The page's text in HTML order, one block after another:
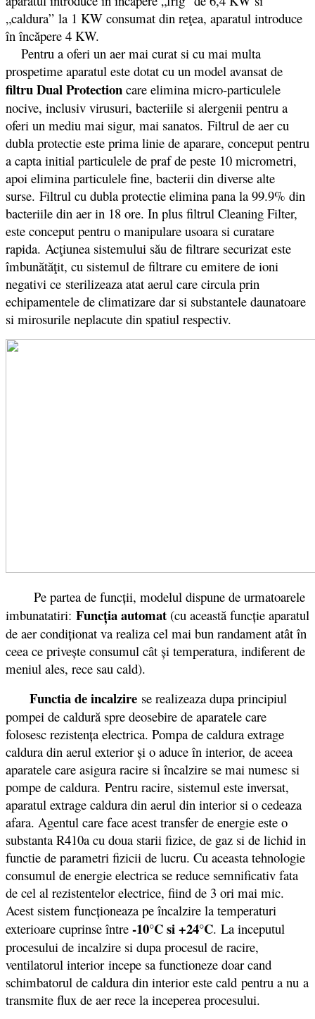
„caldura” la 1 KW consumat din reţea, aparatul introduce
în încăpere 4 KW.
Pentru a oferi un aer mai curat si cu mai multa
prospetime aparatul este dotat cu un model avansat de
filtru Dual Protection care elimina micro-particulele
nocive, inclusiv virusuri, bacteriile si alergenii pentru a
oferi un mediu mai sigur, mai sanatos. Filtrul de aer cu
dubla protectie este prima linie de aparare, conceput pentru
a capta initial particulele de praf de peste 10 micrometri,
apoi elimina particulele fine, bacterii din diverse alte
surse. Filtrul cu dubla protectie elimina pana la 99.9% din
bacteriile din aer in 18 ore. In plus filtrul Cleaning Filter,
este conceput pentru o manipulare usoara si curatare
rapida. Acţiunea sistemului său de filtrare securizat este
îmbunătăţit, cu sistemul de filtrare cu emitere de ioni
negativi ce sterilizeaza atat aerul care circula prin
echipamentele de climatizare dar si substantele daunatoare
si mirosurile neplacute din spatiul respectiv.
Pe partea de funcții, modelul dispune de urmatoarele
imbunatatiri: Funcţia automat (cu această funcţie aparatul
de aer condiţionat va realiza cel mai bun randament atât în
ceea ce priveşte consumul cât şi temperatura, indiferent de
meniul ales, rece sau cald).
Functia de incalzire se realizeaza dupa principiul
pompei de caldură spre deosebire de aparatele care
folosesc rezistenţa electrica. Pompa de caldura extrage
caldura din aerul exterior şi o aduce în interior, de aceea
aparatele care asigura racire si încalzire se mai numesc si
pompe de caldura. Pentru racire, sistemul este inversat,
aparatul extrage caldura din aerul din interior si o cedeaza
afara. Agentul care face acest transfer de energie este o
substanta R410a cu doua starii fizice, de gaz si de lichid in
functie de parametri fizicii de lucru. Cu aceasta tehnologie
consumul de energie electrica se reduce semnificativ fata
de cel al rezistentelor electrice, fiind de 3 ori mai mic.
Acest sistem funcționeaza pe încalzire la temperaturi
exterioare cuprinse între -10°C si +24°C. La inceputul
procesului de incalzire si dupa procesul de racire,
ventilatorul interior incepe sa functioneze doar cand
schimbatorul de caldura din interior este cald pentru a nu a
transmite flux de aer rece la inceperea procesului.